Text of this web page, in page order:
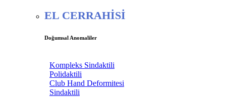
EL CERRAHİSİ
Doğumsal Anomaliler
Kompleks Sindaktili
Polidaktili
Club Hand Deformitesi
Sindaktili